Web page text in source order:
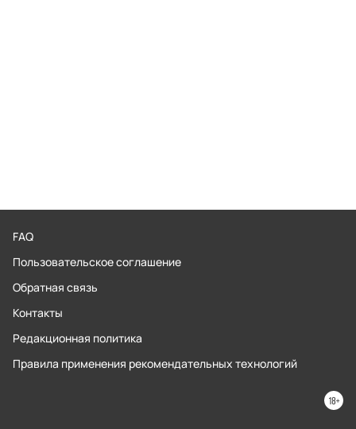
FAQ
Пользовательское соглашение
Обратная связь
Контакты
Редакционная политика
Правила применения рекомендательных технологий